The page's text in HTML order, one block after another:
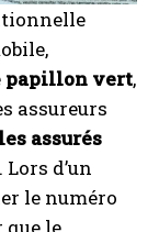
papillon vert,
assureurs
assurés
d’un
le numéro